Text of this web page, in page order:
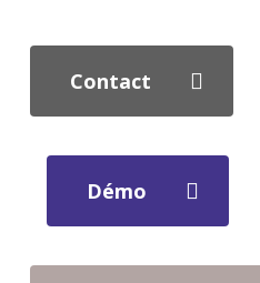
Contact
Démo